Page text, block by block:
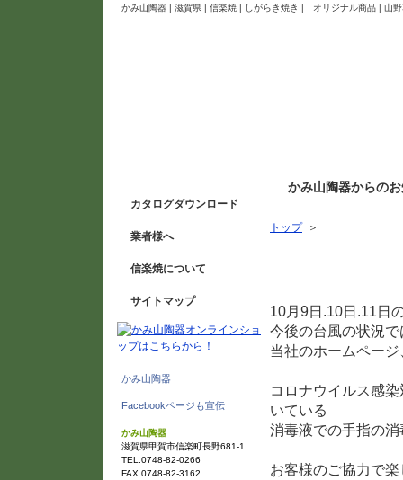
かみ山陶器 | 滋賀県 | 信楽焼 | しがらき焼き | オリジナル商品 | 山
カタログダウンロード
業者様へ
信楽焼について
サイトマップ
かみ山陶器
Facebookページも宣伝
かみ山陶器
滋賀県甲賀市信楽町長野681-1
TEL.0748-82-0266
FAX.0748-82-3162
かみ山陶器からの
トップ ＞
10月9日.10日.11日
今後の台風の状況
当社のホームペー
コロナウイルス感
いている
消毒液での手指の
お客様のご協力で